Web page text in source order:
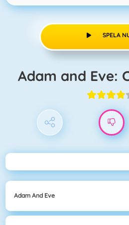
SPELA
Adam and Eve:
Adam And Eve